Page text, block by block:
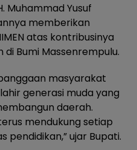
Muhammad Yusuf
memberikan
atas kontribusinya
Bumi Massenrempulu.
masyarakat
generasi muda yang
daerah.
mendukung setiap
pendidikan,” ujar Bupati.